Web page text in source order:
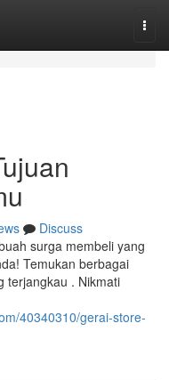
Discuss
surga membeli yang
Temukan berbagai
terjangkau . Nikmati
40340310/gerai-store-